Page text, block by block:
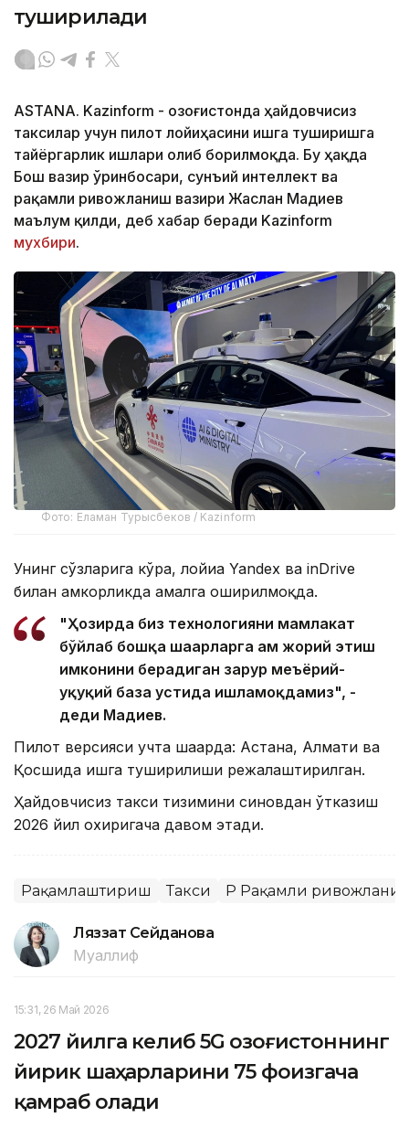
туширилади
ASTANA. Kazinform - Қозоғистонда ҳайдовчисиз
таксилар учун пилот лойиҳасини ишга туширишга
тайёргарлик ишлари олиб борилмоқда. Бу ҳақда
Бош вазир ўринбосари, сунъий интеллект ва
рақамли ривожланиш вазири Жаслан Мадиев
маълум қилди, деб хабар беради Kazinform
мухбири.
Фото: Еламан Турысбеков / Kazinform
Унинг сўзларига кўра, лойиҳа Yandex ва inDrive
билан ҳамкорликда амалга оширилмоқда.
"Ҳозирда биз технологияни мамлакат
бўйлаб бошқа шаҳарларга ҳам жорий этиш
имконини берадиган зарур меъёрий-
ҳуқуқий база устида ишламоқдамиз", -
деди Мадиев.
Пилот версияси учта шаҳарда: Астана, Алмати ва
Қосшида ишга туширилиши режалаштирилган.
Ҳайдовчисиз такси тизимини синовдан ўтказиш
2026 йил охиригача давом этади.
Рақамлаштириш Такси ҚР Рақамли
Ляззат Сейданова
Муаллиф
15:31, 26 Май 2026
2027 йилга келиб 5G Қозоғистоннинг
йирик шаҳарларини 75 фоизгача
қамраб олади